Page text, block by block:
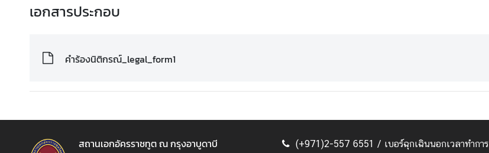
ก
เอกสารประกอบ
คำร้องนิติกรณ์_legal_form1
สถานเอกอัครราชทูต ณ กรุงอาบูดาบี
(+971)2-557 6551 / เบอร์ฉุกเฉินนอกเวลาทำการ